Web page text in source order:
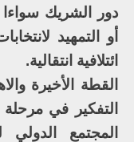
دور الشريك
أو التمهيد
ائتلافية انتقالية.
القطة الأخيرة
التفكير في
المجتمع